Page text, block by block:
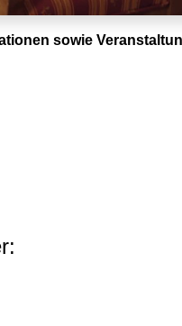
sowie